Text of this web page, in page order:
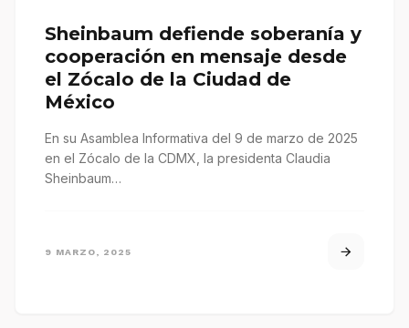
Sheinbaum defiende soberanía y
cooperación en mensaje desde
el Zócalo de la Ciudad de
México
En su Asamblea Informativa del 9 de marzo de 2025
en el Zócalo de la CDMX, la presidenta Claudia
Sheinbaum…
9 MARZO, 2025